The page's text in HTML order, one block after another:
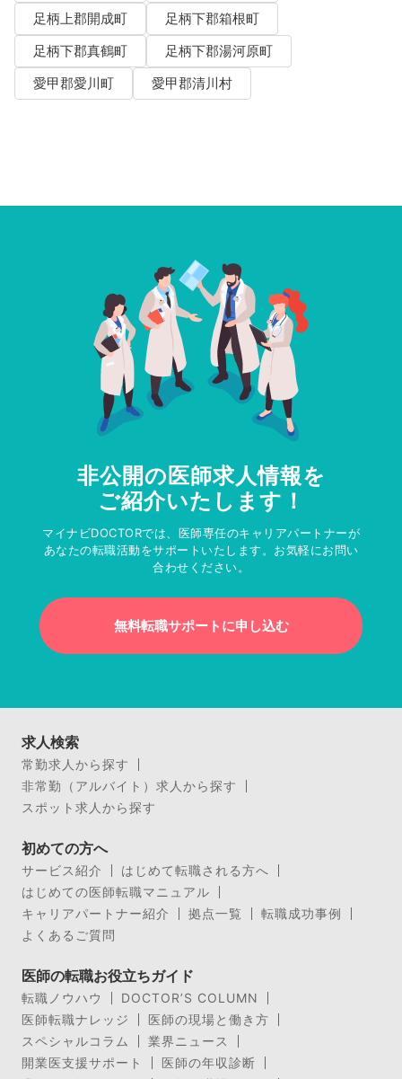
足柄上郡開成町
足柄下郡箱根町
足柄下郡真鶴町
足柄下郡湯河原町
愛甲郡愛川町
愛甲郡清川村
非公開の医師求人情報を
ご紹介いたします！
マイナビDOCTORでは、医師専任のキャリアパートナーが
あなたの転職活動をサポートいたします。お気軽にお問い
合わせください。
無料転職サポートに申し込む
求人検索
常勤求人から探す
非常勤（アルバイト）求人から探す
スポット求人から探す
初めての方へ
サービス紹介
はじめて転職される方へ
はじめての医師転職マニュアル
キャリアパートナー紹介
拠点一覧
転職成功事例
よくあるご質問
医師の転職お役立ちガイド
転職ノウハウ
DOCTOR’S COLUMN
医師転職ナレッジ
医師の現場と働き方
スペシャルコラム
業界ニュース
開業医支援サポート
医師の年収診断